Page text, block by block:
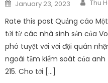
on
January 23, 2023 Thu
Rate this post Quảng cáo
tới từ các nhà sinh sản của
phó tuyệt vời với đội quân
ngoài tầm kiểm soát của
215. Cho tới […]